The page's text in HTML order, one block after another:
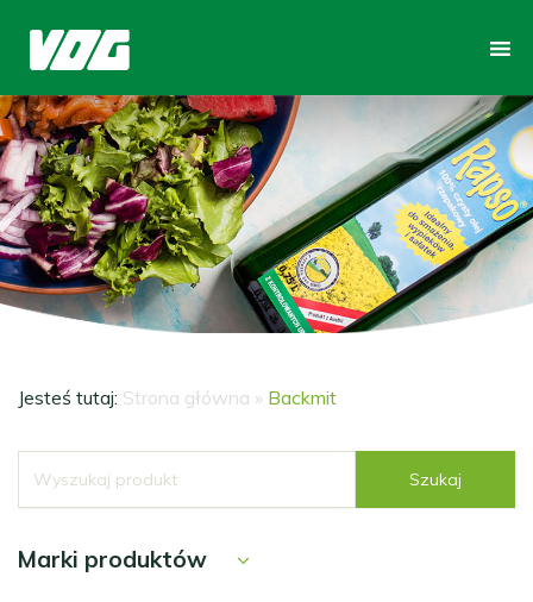
Jesteś tutaj: Strona główna » Backmit
Szukaj
Marki produktów